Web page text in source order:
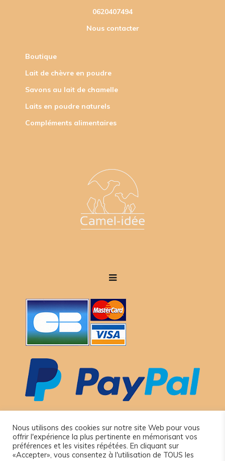
0620407494
Nous contacter
Boutique
Lait de chèvre en poudre
Savons au lait de chamelle
Laits en poudre naturels
Compléments alimentaires
Nous utilisons des cookies sur notre site Web pour vous
offrir l'expérience la plus pertinente en mémorisant vos
préférences et les visites répétées. En cliquant sur
«Accepter», vous consentez à l'utilisation de TOUS les